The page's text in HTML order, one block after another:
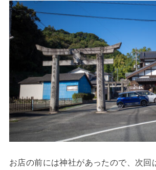
お店の前には神社があったので、次回